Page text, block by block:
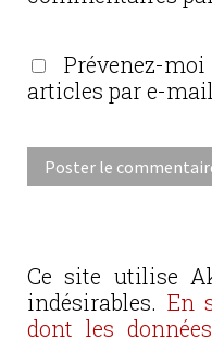
Prévenez-
articles par e-
Ce site utilise
indésirables. En
dont les